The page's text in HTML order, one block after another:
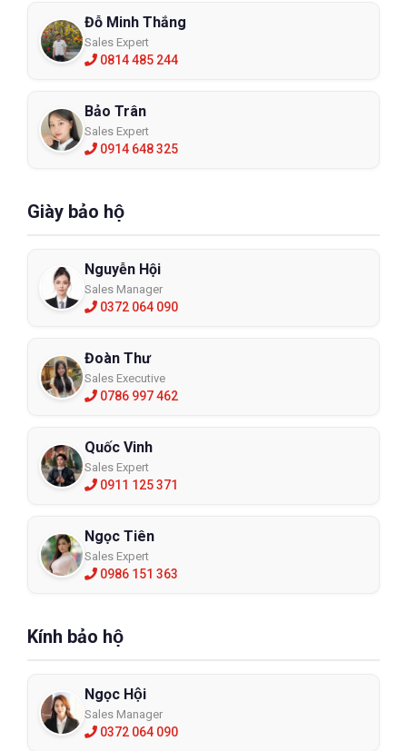
Đỗ Minh Thắng
Sales Expert
0814 485 244
Bảo Trân
Sales Expert
0914 648 325
Giày bảo hộ
Nguyễn Hội
Sales Manager
0372 064 090
Đoàn Thư
Sales Executive
0786 997 462
Quốc Vinh
Sales Expert
0911 125 371
Ngọc Tiên
Sales Expert
0986 151 363
Kính bảo hộ
Ngọc Hội
Sales Manager
0372 064 090